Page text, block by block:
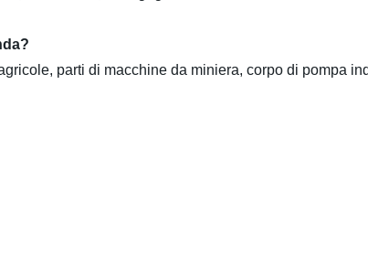
parti di macchine da miniera, corpo di pompa